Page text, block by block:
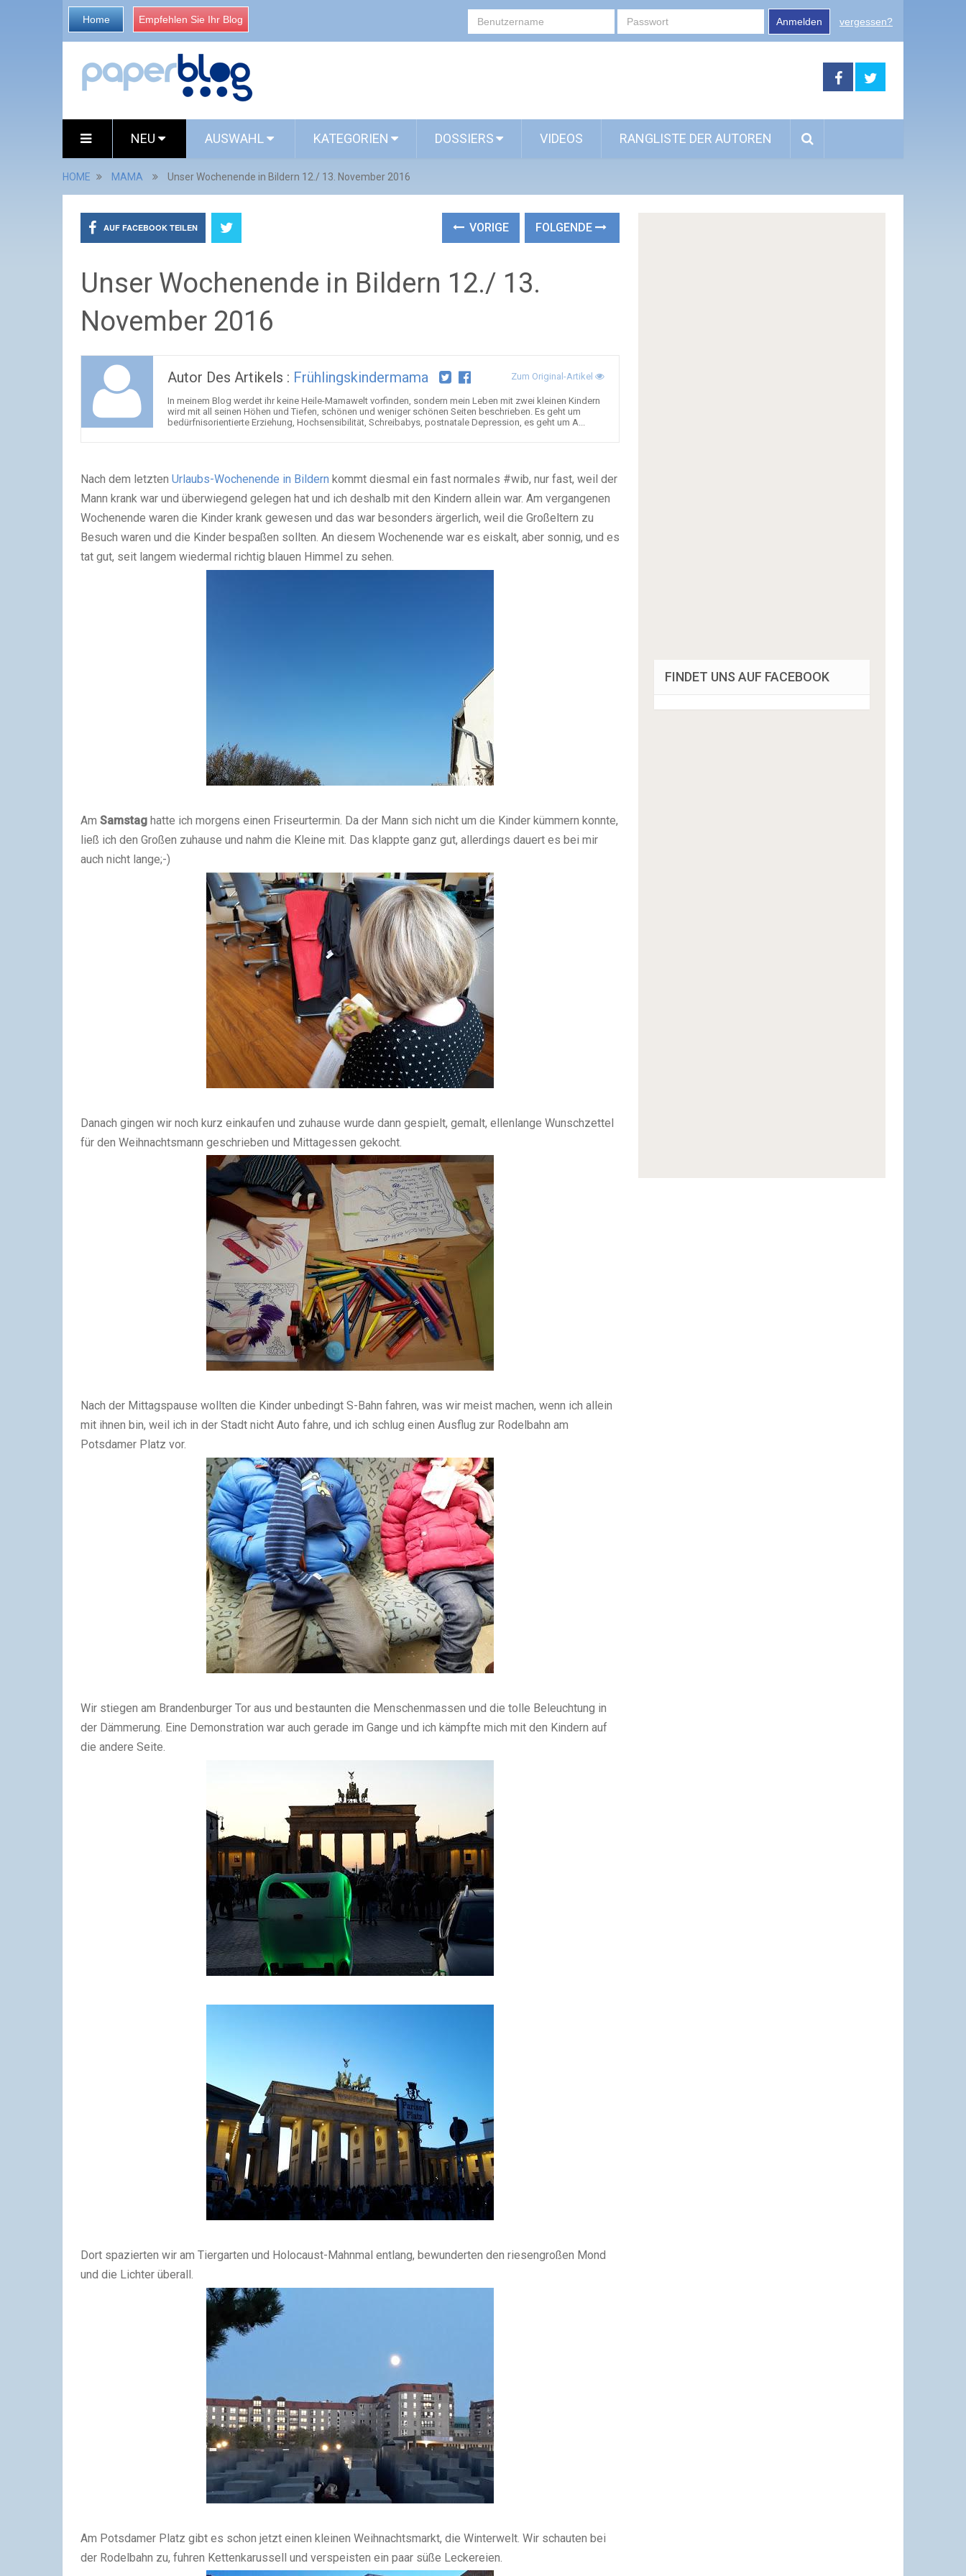
Home Empfehlen Sie Ihr Blog Anmelden vergessen?
NEU AUSWAHL KATEGORIEN DOSSIERS VIDEOS RANGLISTE DER AUTOREN
HOME MAMA Unser Wochenende in Bildern 12./ 13. November 2016
AUF FACEBOOK TEILEN VORIGE FOLGENDE
Unser Wochenende in Bildern 12./ 13.
November 2016
Autor Des Artikels : Frühlingskindermama Zum Original-Artikel
In meinem Blog werdet ihr keine Heile-Mamawelt vorfinden, sondern mein Leben mit zwei kleinen Kindern
wird mit all seinen Höhen und Tiefen, schönen und weniger schönen Seiten beschrieben. Es geht um
bedürfnisorientierte Erziehung, Hochsensibilität, Schreibabys, postnatale Depression, es geht um A...
Nach dem letzten Urlaubs-Wochenende in Bildern kommt diesmal ein fast normales #wib, nur fast, weil der
Mann krank war und überwiegend gelegen hat und ich deshalb mit den Kindern allein war. Am vergangenen
Wochenende waren die Kinder krank gewesen und das war besonders ärgerlich, weil die Großeltern zu
Besuch waren und die Kinder bespaßen sollten. An diesem Wochenende war es eiskalt, aber sonnig, und es
tat gut, seit langem wiedermal richtig blauen Himmel zu sehen.
Am Samstag hatte ich morgens einen Friseurtermin. Da der Mann sich nicht um die Kinder kümmern konnte,
ließ ich den Großen zuhause und nahm die Kleine mit. Das klappte ganz gut, allerdings dauert es bei mir
auch nicht lange;-)
Danach gingen wir noch kurz einkaufen und zuhause wurde dann gespielt, gemalt, ellenlange Wunschzettel
für den Weihnachtsmann geschrieben und Mittagessen gekocht.
Nach der Mittagspause wollten die Kinder unbedingt S-Bahn fahren, was wir meist machen, wenn ich allein
mit ihnen bin, weil ich in der Stadt nicht Auto fahre, und ich schlug einen Ausflug zur Rodelbahn am
Potsdamer Platz vor.
Wir stiegen am Brandenburger Tor aus und bestaunten die Menschenmassen und die tolle Beleuchtung in
der Dämmerung. Eine Demonstration war auch gerade im Gange und ich kämpfte mich mit den Kindern auf
die andere Seite.
Dort spazierten wir am Tiergarten und Holocaust-Mahnmal entlang, bewunderten den riesengroßen Mond
und die Lichter überall.
Am Potsdamer Platz gibt es schon jetzt einen kleinen Weihnachtsmarkt, die Winterwelt. Wir schauten bei
der Rodelbahn zu, fuhren Kettenkarussell und verspeisten ein paar süße Leckereien.
FINDET UNS AUF FACEBOOK